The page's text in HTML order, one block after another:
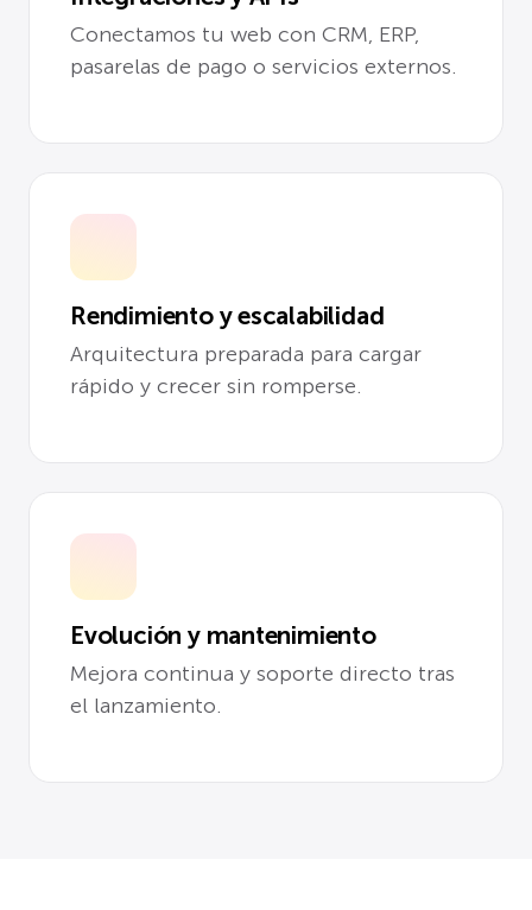
Conectamos tu web con CRM, ERP,
pasarelas de pago o servicios externos.
Rendimiento y escalabilidad
Arquitectura preparada para cargar
rápido y crecer sin romperse.
Evolución y mantenimiento
Mejora continua y soporte directo tras
el lanzamiento.